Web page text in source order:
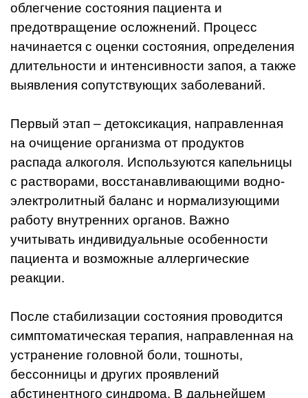
облегчение состояния пациента и
предотвращение осложнений. Процесс
начинается с оценки состояния, определения
длительности и интенсивности запоя, а также
выявления сопутствующих заболеваний.
Первый этап – детоксикация, направленная
на очищение организма от продуктов
распада алкоголя. Используются капельницы
с растворами, восстанавливающими водно-
электролитный баланс и нормализующими
работу внутренних органов. Важно
учитывать индивидуальные особенности
пациента и возможные аллергические
реакции.
После стабилизации состояния проводится
симптоматическая терапия, направленная на
устранение головной боли, тошноты,
бессонницы и других проявлений
абстинентного синдрома. В дальнейшем